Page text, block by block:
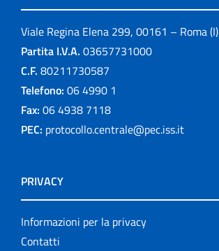
Viale Regina Elena 299, 00161 – Roma (I)
Partita I.V.A. 03657731000
C.F. 80211730587
Telefono: 06 4990 1
Fax: 06 4938 7118
PEC: protocollo.centrale@pec.iss.it
PRIVACY
Informazioni per la privacy
Contatti